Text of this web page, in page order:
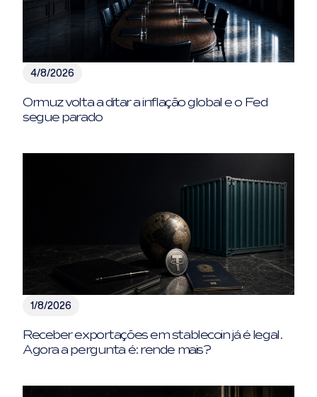
4/8/2026
Ormuz volta a ditar a inflação global e o Fed
segue parado
1/8/2026
Receber exportações em stablecoin já é legal.
Agora a pergunta é: rende mais?